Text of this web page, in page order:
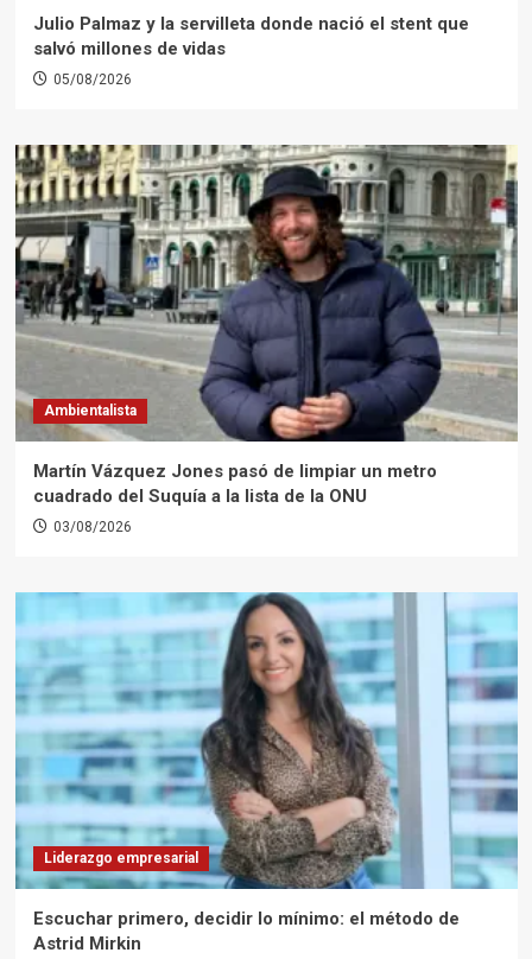
Julio Palmaz y la servilleta donde nació el stent que
salvó millones de vidas
05/08/2026
Ambientalista
Martín Vázquez Jones pasó de limpiar un metro
cuadrado del Suquía a la lista de la ONU
03/08/2026
Liderazgo empresarial
Escuchar primero, decidir lo mínimo: el método de
Astrid Mirkin